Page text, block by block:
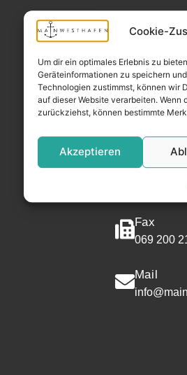
Cookie-
Um dir ein optimales Erlebnis zu
Geräteinformationen zu speichern
Technologien zustimmst, können wir
auf dieser Website verarbeiten.
zurückziehst, können bestimmte
Akzeptieren
Address
60327
Phone
069 200
Fax
069 200
Mail